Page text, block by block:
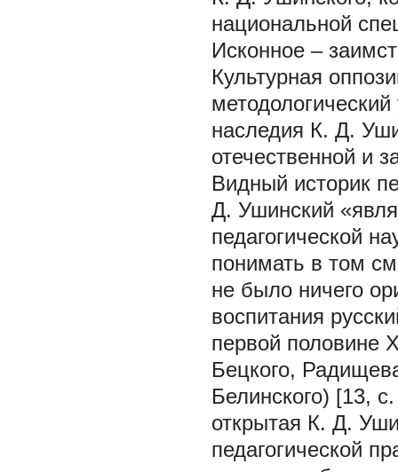
национальной
Исконное –
Культурная
наследия К. Д.
отечественной и
Видный историк
Д. Ушинский
педагогической
понимать в том
не было ничего
воспитания
первой половине
Бецкого,
Белинского) [13,
открытая К. Д.
педагогической